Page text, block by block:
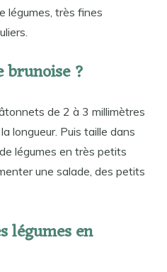
légumes, très fines
brunoise ?
de 2 à 3 millimètres
longueur. Puis taille dans
légumes en très petits
une salade, des petits
légumes en